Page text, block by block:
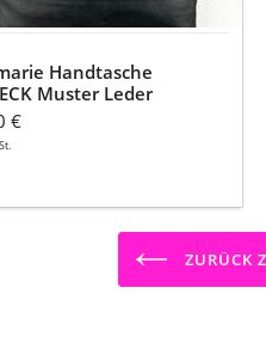
Handtasche
Muster Leder
Look schwarz-silber
€
ZURÜCK